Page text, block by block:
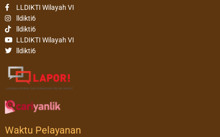
LLDIKTI Wilayah VI
lldikti6
lldikti6
LLDIKTI Wilayah VI
lldikti6
Waktu Pelayanan